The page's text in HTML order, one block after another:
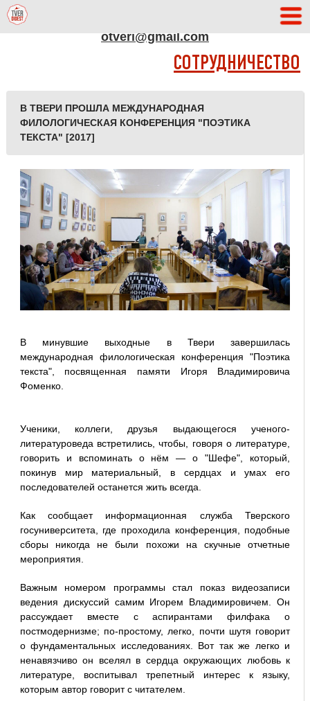
otveri@gmail.com
СОТРУДНИЧЕСТВО
В ТВЕРИ ПРОШЛА МЕЖДУНАРОДНАЯ
ФИЛОЛОГИЧЕСКАЯ КОНФЕРЕНЦИЯ "ПОЭТИКА
ТЕКСТА" [2017]
В минувшие выходные в Твери завершилась
международная филологическая конференция "Поэтика
текста", посвященная памяти Игоря Владимировича
Фоменко.
Ученики, коллеги, друзья выдающегося ученого-
литературоведа встретились, чтобы, говоря о литературе,
говорить и вспоминать о нём — о "Шефе", который,
покинув мир материальный, в сердцах и умах его
последователей останется жить всегда.
Как сообщает информационная служба Тверского
госуниверситета, где проходила конференция, подобные
сборы никогда не были похожи на скучные отчетные
мероприятия.
Важным номером программы стал показ видеозаписи
ведения дискуссий самим Игорем Владимировичем. Он
рассуждает вместе с аспирантами филфака о
постмодернизме; по-простому, легко, почти шутя говорит
о фундаментальных исследованиях. Вот так же легко и
ненавязчиво он вселял в сердца окружающих любовь к
литературе, воспитывал трепетный интерес к языку,
которым автор говорит с читателем.